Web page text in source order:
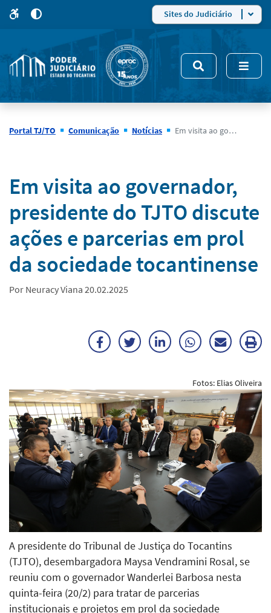
site
5
modo
de
alto
Sites do Judiciário
Portal TJ/TO Comunicação Notícias Em visita ao governador, presidente do TJTO discute ações e parcerias em prol da sociedade tocantinense
Notícias
Em visita ao governador,
presidente do TJTO discute
ações e parcerias em prol
da sociedade tocantinense
Por Neuracy Viana 20.02.2025
FacebookTwitterLinkedInWhatsApp
Enviar
E-
mail
Fotos: Elias Oliveira
A presidente do Tribunal de Justiça do Tocantins
(TJTO), desembargadora Maysa Vendramini Rosal, se
reuniu com o governador Wanderlei Barbosa nesta
quinta-feira (20/2) para tratar de parcerias
institucionais e projetos em prol da sociedade